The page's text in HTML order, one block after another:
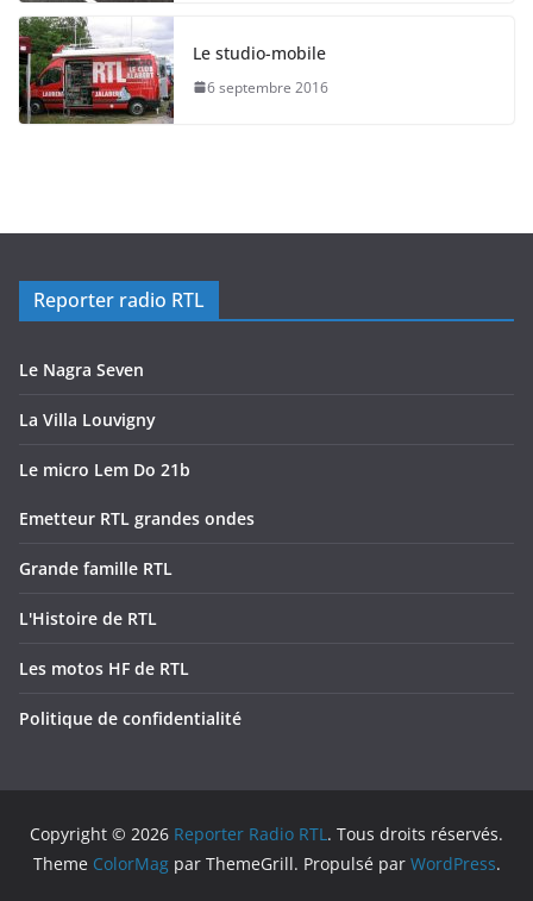
Le studio-mobile
6 septembre 2016
Reporter radio RTL
Le Nagra Seven
La Villa Louvigny
Le micro Lem Do 21b
Emetteur RTL grandes ondes
Grande famille RTL
L'Histoire de RTL
Les motos HF de RTL
Politique de confidentialité
Copyright © 2026 Reporter Radio RTL. Tous droits réservés.
Theme ColorMagpar ThemeGrill. Propulsé par WordPress.